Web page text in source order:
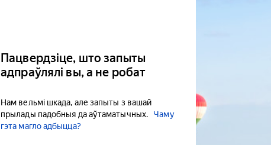
Пацвердзіце, што запыты
адпраўлялі вы, а не робат
Нам вельмі шкада, але запыты з вашай
прылады падобныя да аўтаматычных.
Чаму
гэта магло адбыцца?